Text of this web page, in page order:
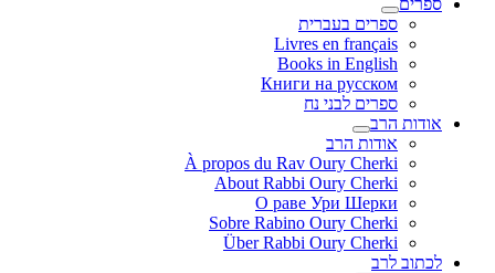
ספרים
ספרים בעברית
Livres en français
Books in English
Книги на русском
ספרים לבני נח
אודות הרב
אודות הרב
À propos du Rav Oury Cherki
About Rabbi Oury Cherki
О раве Ури Шерки
Sobre Rabino Oury Cherki
Über Rabbi Oury Cherki
לכתוב לרב